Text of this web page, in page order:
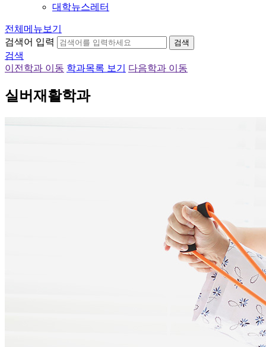
대학뉴스레터
전체메뉴보기
검색어 입력
검색
검색
이전학과 이동 학과목록 보기 다음학과 이동
실버재활학과